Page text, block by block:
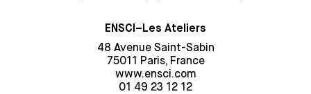
ENSCI–Les Ateliers
48 Avenue Saint-Sabin
75011 Paris, France
www.ensci.com
01 49 23 12 12